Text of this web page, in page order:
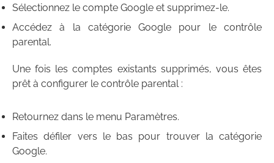
Sélectionnez le compte Google et supprimez-le.
Accédez à la catégorie Google pour le contrôle
parental.
Une fois les comptes existants supprimés, vous êtes
prêt à configurer le contrôle parental :
Retournez dans le menu Paramètres.
Faites défiler vers le bas pour trouver la catégorie
Google.